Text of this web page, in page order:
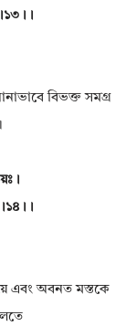
বিভক্ত সমগ্র
এবং অবনত মস্তকে